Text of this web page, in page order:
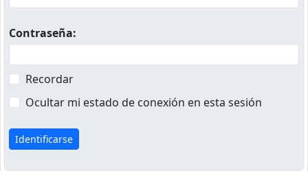
Contraseña:
Recordar
Ocultar mi estado de conexión en esta sesión